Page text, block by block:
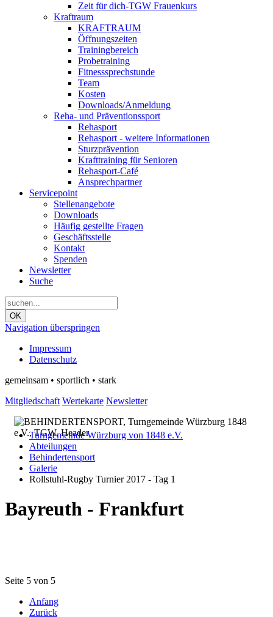
Zeit für dich-TGW Frauenkurs
Kraftraum
KRAFTRAUM
Öffnungszeiten
Trainingbereich
Probetraining
Fitnesssprechstunde
Team
Kosten
Downloads/Anmeldung
Reha- und Präventionssport
Rehasport
Rehasport - weitere Informationen
Sturzprävention
Krafttraining für Senioren
Rehasport-Café
Ansprechpartner
Servicepoint
Stellenangebote
Downloads
Häufig gestellte Fragen
Geschäftsstelle
Kontakt
Spenden
Newsletter
Suche
OK
Navigation überspringen
Impressum
Datenschutz
gemeinsam • sportlich • stark
Mitgliedschaft Wertekarte Newsletter
Turngemeinde Würzburg von 1848 e.V.
Abteilungen
Behindertensport
Galerie
Rollstuhl-Rugby Turnier 2017 - Tag 1
Bayreuth - Frankfurt
Seite 5 von 5
Anfang
Zurück